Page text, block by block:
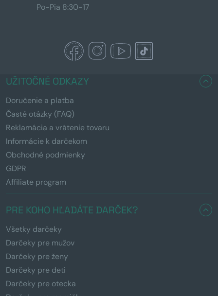
Po-Pia 8:30-17
UŽITOČNÉ ODKAZY
Doručenie a platba
Časté otázky (FAQ)
Reklamácia a vrátenie tovaru
Informácie k darčekom
Obchodné podmienky
GDPR
Affiliate program
PRE KOHO HĽADÁTE DARČEK?
Všetky darčeky
Darčeky pre mužov
Darčeky pre ženy
Darčeky pre deti
Darčeky pre otecka